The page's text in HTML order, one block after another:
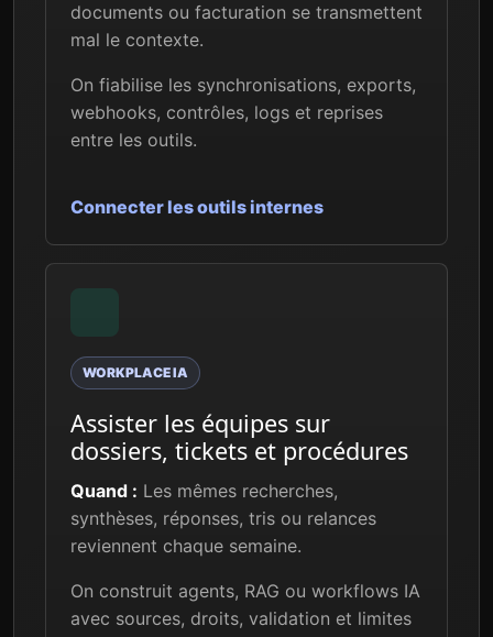
documents ou facturation se transmettent
mal le contexte.
On fiabilise les synchronisations, exports,
webhooks, contrôles, logs et reprises
entre les outils.
Connecter les outils internes
WORKPLACE IA
Assister les équipes sur
dossiers, tickets et procédures
Quand : Les mêmes recherches,
synthèses, réponses, tris ou relances
reviennent chaque semaine.
On construit agents, RAG ou workflows IA
avec sources, droits, validation et limites